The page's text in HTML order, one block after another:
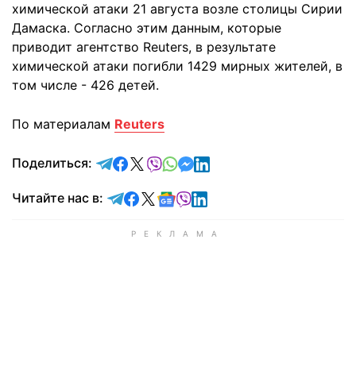
химической атаки 21 августа возле столицы Сирии
Дамаска. Согласно этим данным, которые
приводит агентство Reuters, в результате
химической атаки погибли 1429 мирных жителей, в
том числе - 426 детей.
По материалам Reuters
Поделиться: отправить в Telegram
поделиться в Facebook
поделиться в X
отправить в Viber
отправить в Whatsapp
отправить в Messenger
отправить в LinkedIn
Читайте нас в: Читайте в Telegram
Читайте в Facebook
Читайте в X
Читайте в Google news
Читайте в Viber
Читайте в LinkedIn